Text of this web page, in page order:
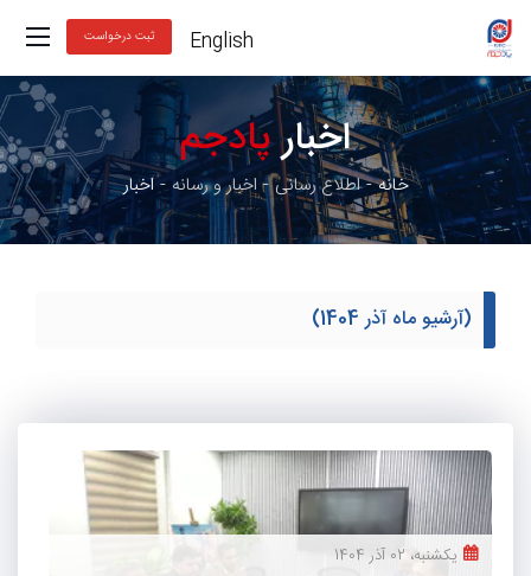
English ثبت درخواست
اخبارپادجم
خانه اطلاع رسانی اخبار و رسانه اخبار
(آرشیو ماه آذر 1404)
یکشنبه، 02 آذر 1404